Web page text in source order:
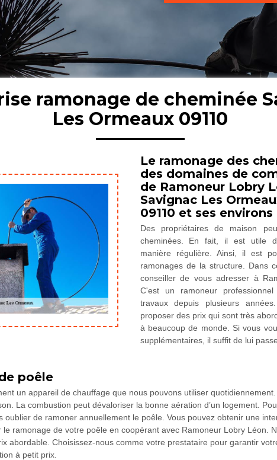
ramonage de cheminée
Les Ormeaux 09110
Le ramonage des
des domaines de
de Ramoneur Lobry
Savignac Les
09110 et ses environs
Des propriétaires de maison
cheminées. En fait, il est utile
manière régulière. Ainsi, il est
ramonages de la structure. Dans
conseiller de vous adresser à
C'est un ramoneur
travaux depuis plusieurs
proposer des prix qui sont très
à beaucoup de monde. Si vous
supplémentaires, il suffit de lui
poêle
un appareil de chauffage que nous pouvons utiliser
La combustion peut dévaloriser la bonne aération d’un logement.
oublier de ramoner annuellement le poêle. Vous pouvez obtenir une
le ramonage de votre poêle en coopérant avec Ramoneur Lobry Léon.
abordable. Choisissez-nous comme votre prestataire pour garantir
à petit prix.